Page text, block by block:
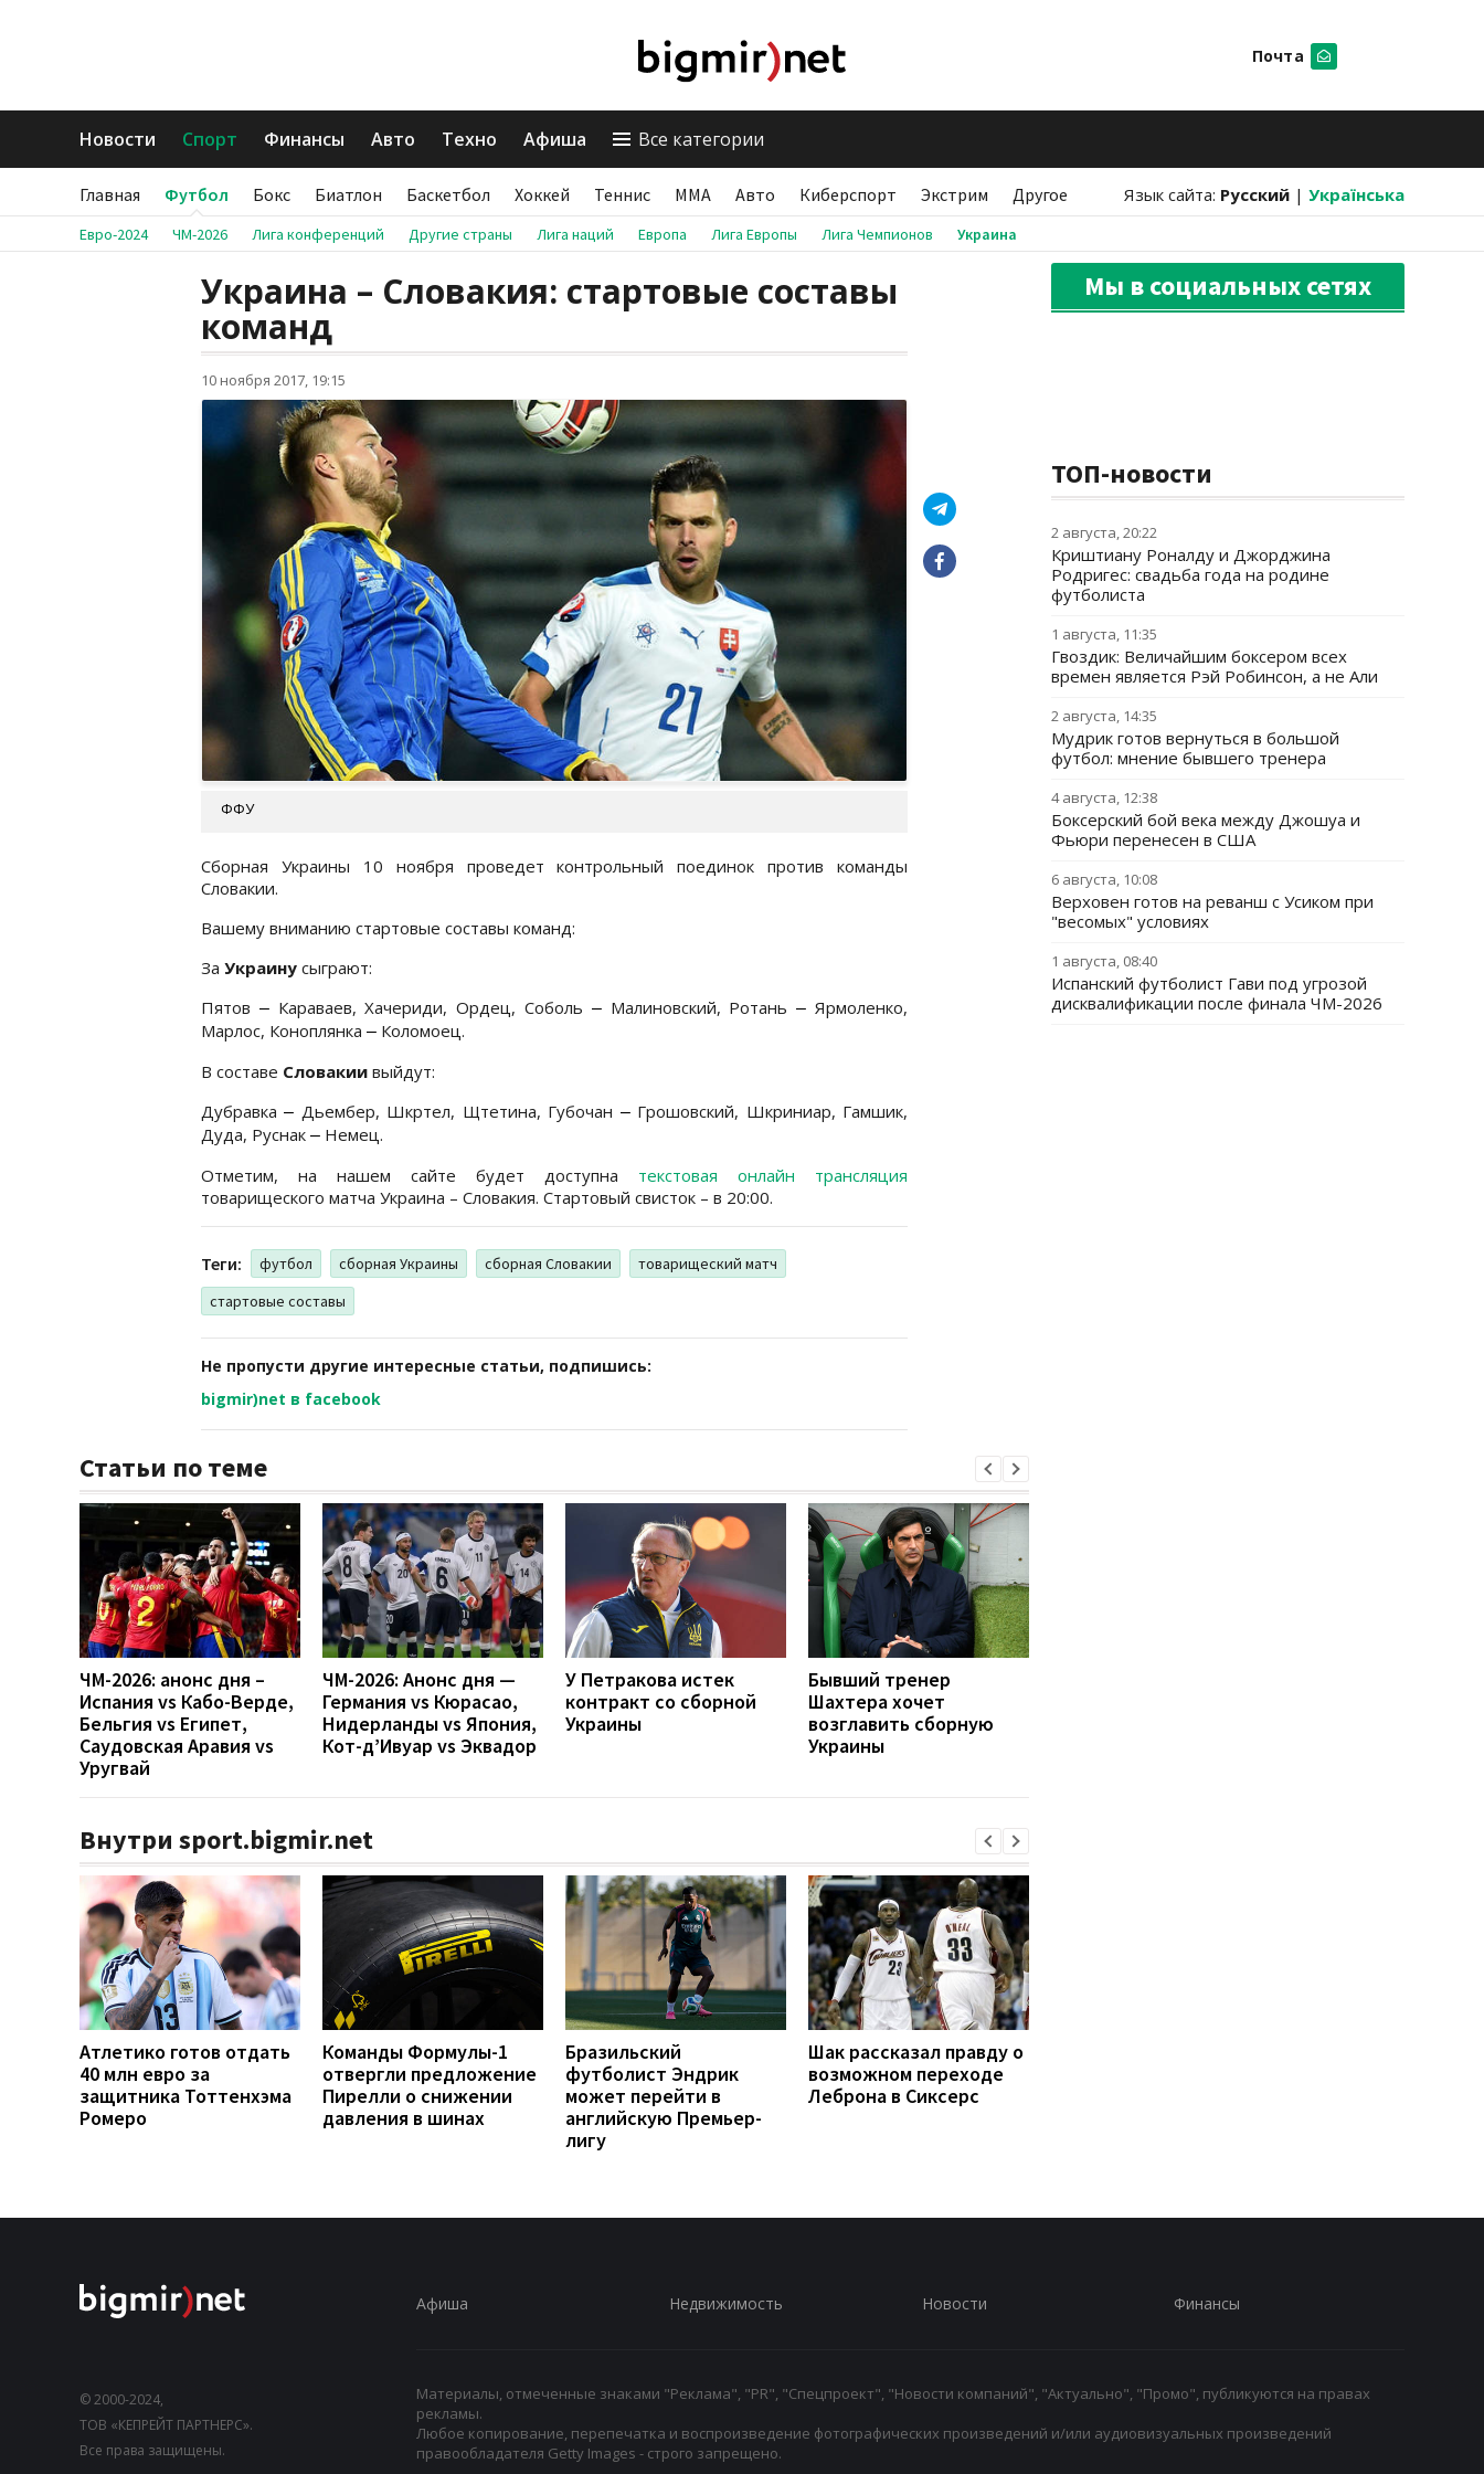
Почта
Новости Спорт Финансы Авто Техно Афиша Все категории
Главная Футбол Бокс Биатлон Баскетбол Хоккей Теннис ММА Авто Киберспорт Экстрим Другое Язык сайта: Русский | Українська
Евро-2024 ЧМ-2026 Лига конференций Другие страны Лига наций Европа Лига Европы Лига Чемпионов Украина
Украина – Словакия: стартовые составы
команд
10 ноября 2017, 19:15
ФФУ
Сборная Украины 10 ноября проведет контрольный поединок против команды
Словакии.
Вашему вниманию стартовые составы команд:
За Украину сыграют:
Пятов –Караваев, Хачериди, Ордец, Соболь –Малиновский, Ротань– Ярмоленко,
Марлос, Коноплянка – Коломоец.
В составе Словакии выйдут:
Дубравка– Дьембер, Шкртел, Щтетина, Губочан –Грошовский, Шкриниар, Гамшик,
Дуда, Руснак – Немец.
Отметим, на нашем сайте будет доступна текстовая онлайн трансляция
товарищеского матча Украина – Словакия. Стартовый свисток – в 20:00.
Теги: футбол сборная Украины сборная Словакии
товарищеский матч
стартовые составы
Не пропусти другие интересные статьи, подпишись:
bigmir)net в facebook
Статьи по теме
ЧМ-2026: анонс дня –
Испания vs Кабо-Верде,
Бельгия vs Египет,
Саудовская Аравия vs
Уругвай
ЧМ-2026: Анонс дня —
Германия vs Кюрасао,
Нидерланды vs Япония,
Кот-д’Ивуар vs Эквадор
У Петракова истек
контракт со сборной
Украины
Бывший тренер
Шахтера хочет
возглавить сборную
Украины
Внутри sport.bigmir.net
Атлетико готов отдать
40 млн евро за
защитника Тоттенхэма
Ромеро
Команды Формулы-1
отвергли предложение
Пирелли о снижении
давления в шинах
Бразильский
футболист Эндрик
может перейти в
английскую Премьер-
лигу
Шак рассказал правду о
возможном переходе
Леброна в Сиксерс
Мы в социальных сетях
ТОП-новости
2 августа, 20:22
Криштиану Роналду и Джорджина
Родригес: свадьба года на родине
футболиста
1 августа, 11:35
Гвоздик: Величайшим боксером всех
времен является Рэй Робинсон, а не Али
2 августа, 14:35
Мудрик готов вернуться в большой
футбол: мнение бывшего тренера
4 августа, 12:38
Боксерский бой века между Джошуа и
Фьюри перенесен в США
6 августа, 10:08
Верховен готов на реванш с Усиком при
"весомых" условиях
1 августа, 08:40
Испанский футболист Гави под угрозой
дисквалификации после финала ЧМ-2026
© 2000-2024,
ТОВ «КЕПРЕЙТ ПАРТНЕРС».
Все права защищены.
Афиша Недвижимость Новости Финансы
Материалы, отмеченные знаками "Реклама", "PR", "Спецпроект", "Новости компаний", "Актуально", "Промо", публикуются на правах
рекламы.
Любое копирование, перепечатка и воспроизведение фотографических произведений и/или аудиовизуальных произведений
правообладателя Getty Images - строго запрещено.